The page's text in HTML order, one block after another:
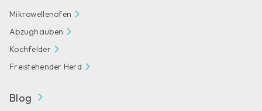
Mikrowellenöfen
Abzughauben
Kochfelder
Freistehender Herd
Blog